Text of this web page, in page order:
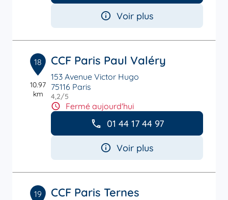
Voir plus
18
10.97
km
CCF Paris Paul Valéry
153 Avenue Victor Hugo
75116 Paris
4,2/5
Fermé aujourd'hui
01 44 17 44 97
Voir plus
19 CCF Paris Ternes